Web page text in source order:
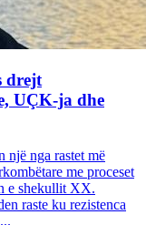
drejt
UÇK-ja dhe
një nga rastet më
me proceset
e shekullit XX.
raste ku rezistenca